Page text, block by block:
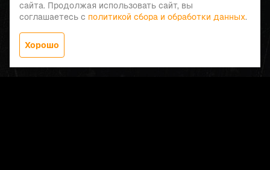
сайта. Продолжая использовать сайт, вы
соглашаетесь с политикой сбора и обработки данных.
Хорошо